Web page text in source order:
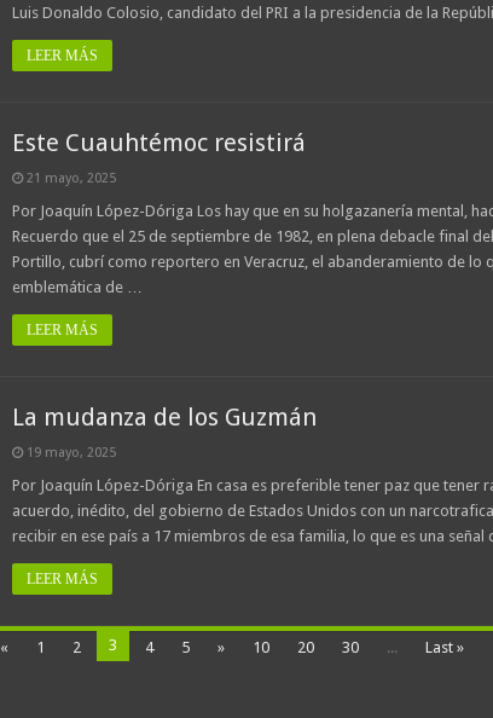
Luis Donaldo Colosio, candidato del PRI a la presidencia de la
LEER MÁS
Este Cuauhtémoc resistirá
21 mayo, 2025
Por Joaquín López-Dóriga Los hay que en su holgazanería mental,
Recuerdo que el 25 de septiembre de 1982, en plena debacle final
Portillo, cubrí como reportero en Veracruz, el abanderamiento de lo
emblemática de …
LEER MÁS
La mudanza de los Guzmán
19 mayo, 2025
Por Joaquín López-Dóriga En casa es preferible tener paz que tener
acuerdo, inédito, del gobierno de Estados Unidos con un
recibir en ese país a 17 miembros de esa familia, lo que es una
LEER MÁS
« 1 2 3 4 5 » 10 20 30 ... Last »